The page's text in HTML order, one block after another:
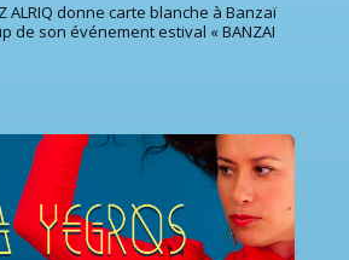
ALRIQ donne carte blanche à Banzaï
de son événement estival « BANZAI